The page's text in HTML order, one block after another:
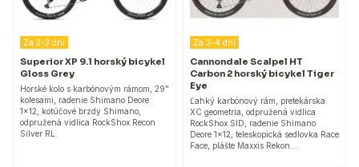
Za 2-3 dni
Superior XP 9.1 horský bicykel
Gloss Grey
Horské kolo s karbónovým rámom, 29"
kolesami, radenie Shimano Deore
1x12, kotúčové brzdy Shimano,
odpružená vidlica RockShox Recon
Silver RL.
Za 3-4 dni
Cannondale Scalpel HT
Carbon 2 horský bicykel Tiger
Eye
Ľahký karbónový rám, pretekárska
XC geometria, odpružená vidlica
RockShox SID, radenie Shimano
Deore 1x12, teleskopická sedlovka Race
Face, plášte Maxxis Rekon…